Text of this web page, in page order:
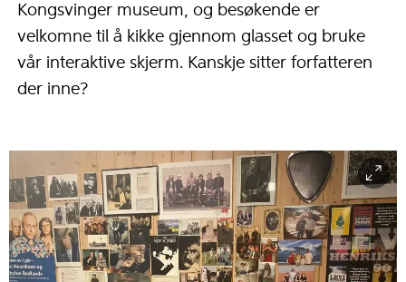
Kongsvinger museum, og besøkende er
velkomne til å kikke gjennom glasset og bruke
vår interaktive skjerm. Kanskje sitter forfatteren
der inne?